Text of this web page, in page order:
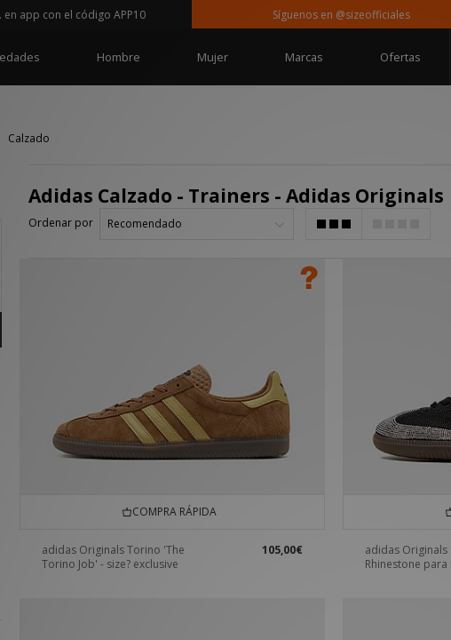
el código APP10 Síguenos en @sizeofficiales
Hombre Mujer Marcas Ofertas
Calzado
Adidas Calzado - Trainers - Adidas Originals
Ordenar por
COMPRA RÁPIDA
adidas Originals Torino 'The
Torino Job' - size? exclusive
105,00€
adidas Originals
Rhinestone